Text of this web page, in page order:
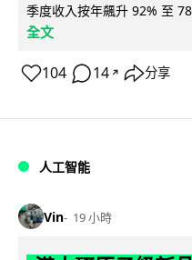
季度收入按年飆升 92% 至
全文
104 14 ↗ 分享
人工智能
Vin 19 小時